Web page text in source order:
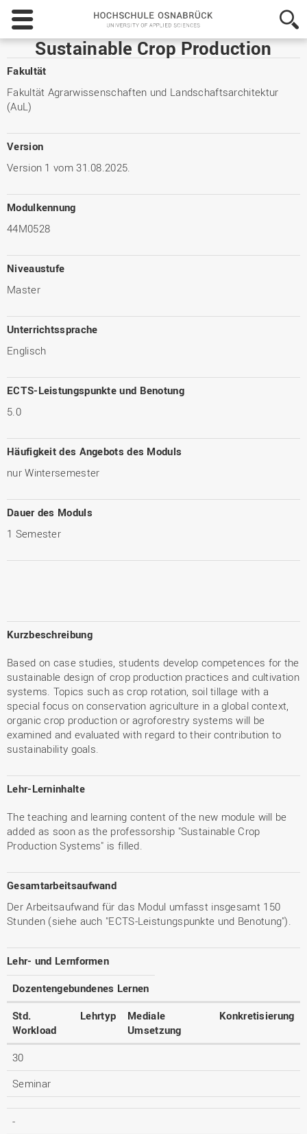
Hochschule
Osnabrück
-
University
Sciences
Sustainable Crop Production
Fakultät
Fakultät Agrarwissenschaften und Landschaftsarchitektur
(AuL)
Version
Version 1 vom 31.08.2025.
Modulkennung
44M0528
Niveaustufe
Master
Unterrichtssprache
Englisch
ECTS-Leistungspunkte und Benotung
5.0
Häufigkeit des Angebots des Moduls
nur Wintersemester
Dauer des Moduls
1 Semester
Kurzbeschreibung
Based on case studies, students develop competences for the
sustainable design of crop production practices and cultivation
systems. Topics such as crop rotation, soil tillage with a
special focus on conservation agriculture in a global context,
organic crop production or agroforestry systems will be
examined and evaluated with regard to their contribution to
sustainability goals.
Lehr-Lerninhalte
The teaching and learning content of the new module will be
added as soon as the professorship "Sustainable Crop
Production Systems" is filled.
Gesamtarbeitsaufwand
Der Arbeitsaufwand für das Modul umfasst insgesamt 150
Stunden (siehe auch "ECTS-Leistungspunkte und Benotung").
Lehr- und Lernformen
Dozentengebundenes Lernen
Std.
Workload
Lehrtyp
Mediale
Umsetzung
Konkretisierung
30
Seminar
-